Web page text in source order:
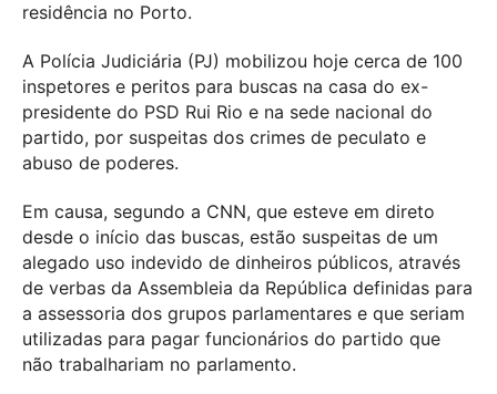
residência no Porto.
A Polícia Judiciária (PJ) mobilizou hoje cerca de 100
inspetores e peritos para buscas na casa do ex-
presidente do PSD Rui Rio e na sede nacional do
partido, por suspeitas dos crimes de peculato e
abuso de poderes.
Em causa, segundo a CNN, que esteve em direto
desde o início das buscas, estão suspeitas de um
alegado uso indevido de dinheiros públicos, através
de verbas da Assembleia da República definidas para
a assessoria dos grupos parlamentares e que seriam
utilizadas para pagar funcionários do partido que
não trabalhariam no parlamento.